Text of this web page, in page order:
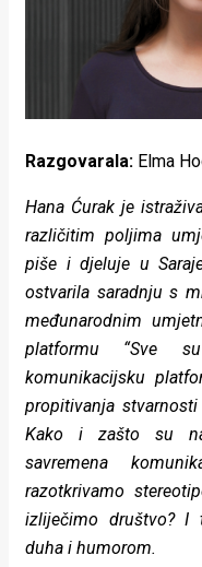
Zdravlje
u
pokretu
Ideje
koje
rade
Places
Aktivizam
Razgovarala: Elma
Hana Ćurak je
različitim poljima
piše i djeluje u
ostvarila saradnju s
međunarodnim
platformu “Sve
komunikacijsku
propitivanja
Kako i zašto su
savremena
razotkrivamo
izliječimo društvo? I
duha i humorom.